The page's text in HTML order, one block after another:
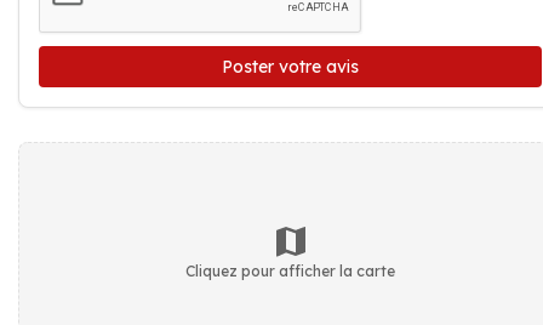
Poster votre avis
Cliquez pour afficher la carte